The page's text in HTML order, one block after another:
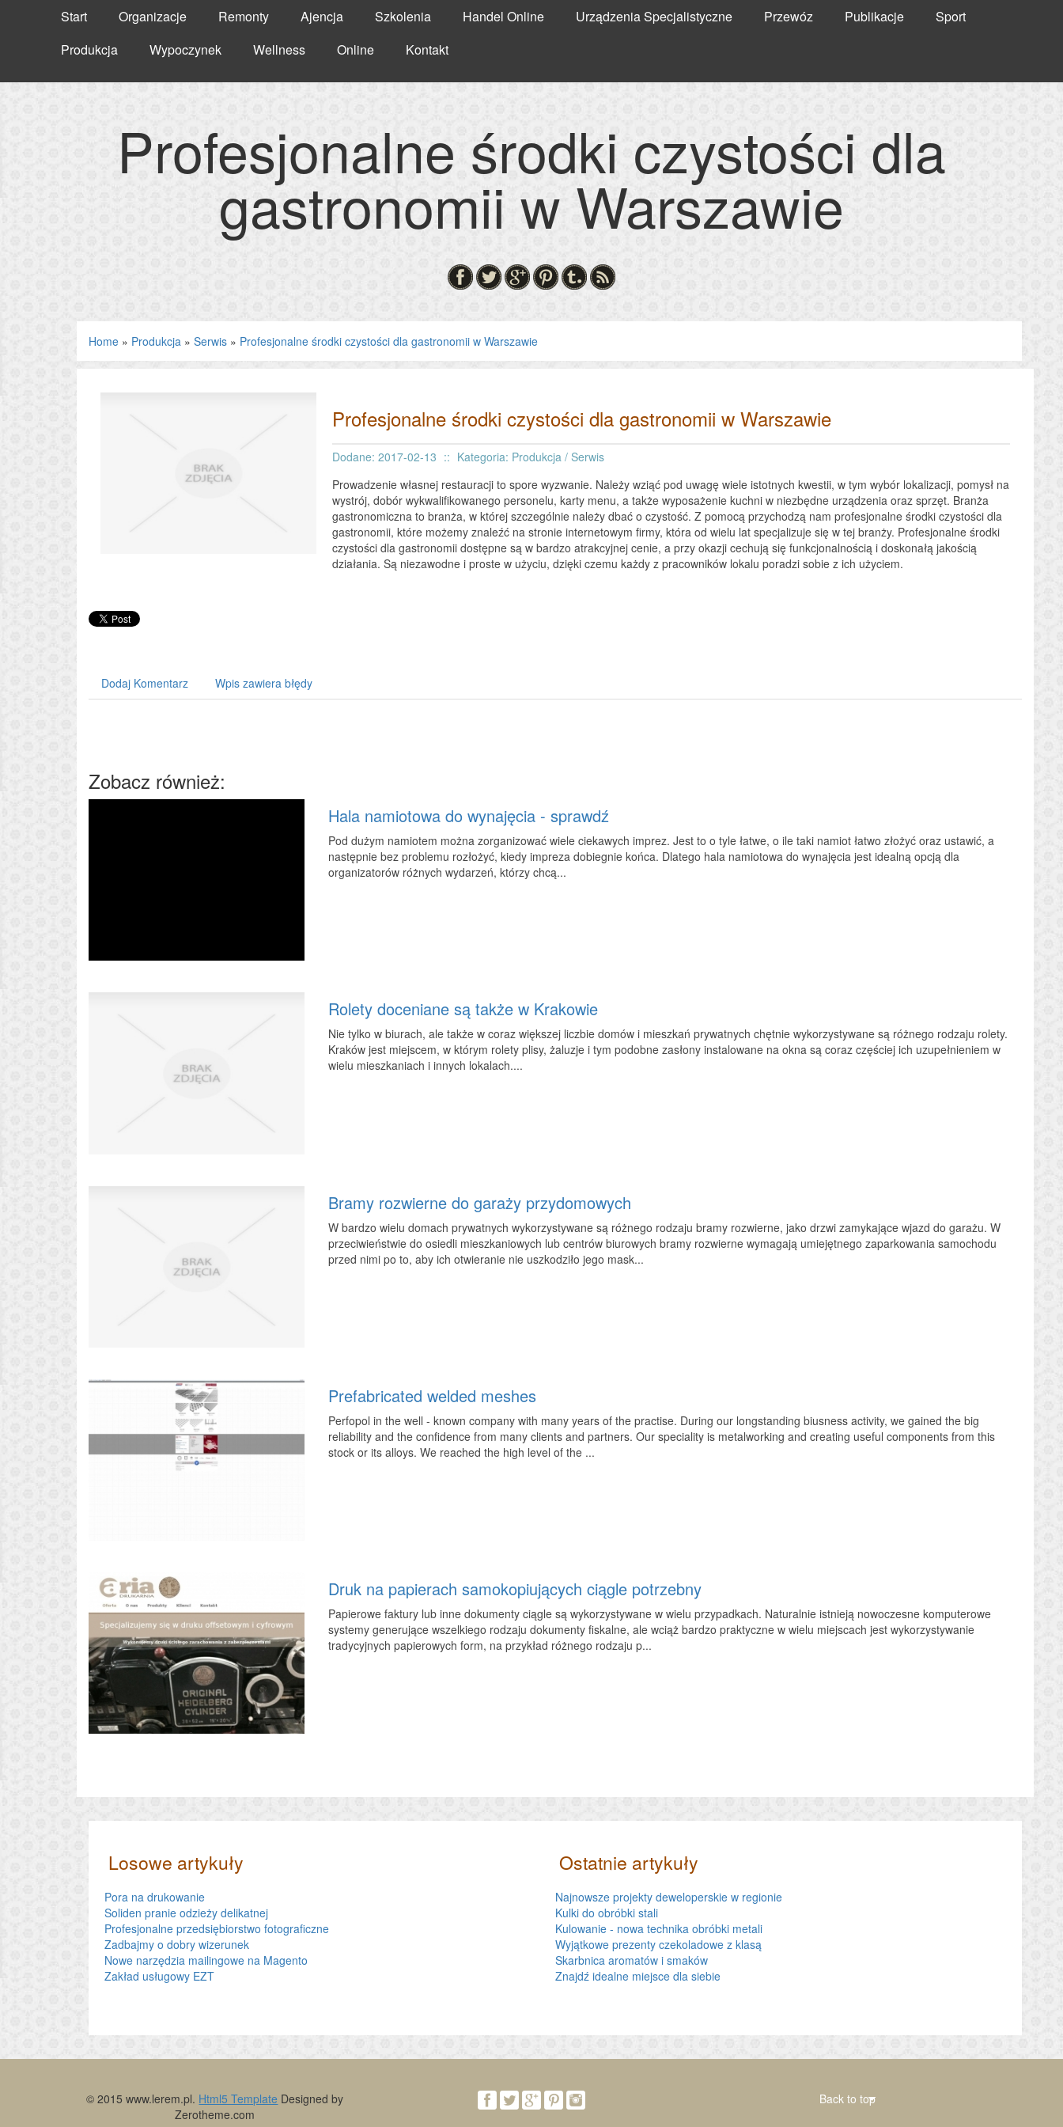
Start Organizacje Remonty Ajencja Szkolenia Handel Online Urządzenia Specjalistyczne Przewóz Publikacje
Sport
Produkcja
Wypoczynek Wellness Online Kontakt
Profesjonalne środki czystości dla
gastronomii w Warszawie
Home » Produkcja » Serwis » Profesjonalne środki czystości dla gastronomii w Warszawie
Profesjonalne środki czystości dla gastronomii w Warszawie
Dodane: 2017-02-13 :: Kategoria: Produkcja / Serwis
Prowadzenie własnej restauracji to spore wyzwanie. Należy wziąć pod uwagę wiele istotnych kwestii, w tym wybór lokalizacji, pomysł na
wystrój, dobór wykwalifikowanego personelu, karty menu, a także wyposażenie kuchni w niezbędne urządzenia oraz sprzęt. Branża
gastronomiczna to branża, w której szczególnie należy dbać o czystość. Z pomocą przychodzą nam profesjonalne środki czystości dla
gastronomii, które możemy znaleźć na stronie internetowym firmy, która od wielu lat specjalizuje się w tej branży. Profesjonalne środki
czystości dla gastronomii dostępne są w bardzo atrakcyjnej cenie, a przy okazji cechują się funkcjonalnością i doskonałą jakością
działania. Są niezawodne i proste w użyciu, dzięki czemu każdy z pracowników lokalu poradzi sobie z ich użyciem.
Dodaj Komentarz Wpis zawiera błędy
Zobacz również:
Hala namiotowa do wynajęcia - sprawdź
Pod dużym namiotem można zorganizować wiele ciekawych imprez. Jest to o tyle łatwe, o ile taki namiot łatwo złożyć oraz ustawić, a
następnie bez problemu rozłożyć, kiedy impreza dobiegnie końca. Dlatego hala namiotowa do wynajęcia jest idealną opcją dla
organizatorów różnych wydarzeń, którzy chcą...
Rolety doceniane są także w Krakowie
Nie tylko w biurach, ale także w coraz większej liczbie domów i mieszkań prywatnych chętnie wykorzystywane są różnego rodzaju rolety.
Kraków jest miejscem, w którym rolety plisy, żaluzje i tym podobne zasłony instalowane na okna są coraz częściej ich uzupełnieniem w
wielu mieszkaniach i innych lokalach....
Bramy rozwierne do garaży przydomowych
W bardzo wielu domach prywatnych wykorzystywane są różnego rodzaju bramy rozwierne, jako drzwi zamykające wjazd do garażu. W
przeciwieństwie do osiedli mieszkaniowych lub centrów biurowych bramy rozwierne wymagają umiejętnego zaparkowania samochodu
przed nimi po to, aby ich otwieranie nie uszkodziło jego mask...
Prefabricated welded meshes
Perfopol in the well - known company with many years of the practise. During our longstanding biusness activity, we gained the big
reliability and the confidence from many clients and partners. Our speciality is metalworking and creating useful components from this
stock or its alloys. We reached the high level of the ...
Druk na papierach samokopiujących ciągle potrzebny
Papierowe faktury lub inne dokumenty ciągle są wykorzystywane w wielu przypadkach. Naturalnie istnieją nowoczesne komputerowe
systemy generujące wszelkiego rodzaju dokumenty fiskalne, ale wciąż bardzo praktyczne w wielu miejscach jest wykorzystywanie
tradycyjnych papierowych form, na przykład różnego rodzaju p...
Losowe artykuły
Pora na drukowanie
Soliden pranie odzieży delikatnej
Profesjonalne przedsiębiorstwo fotograficzne
Zadbajmy o dobry wizerunek
Nowe narzędzia mailingowe na Magento
Zakład usługowy EZT
Ostatnie artykuły
Najnowsze projekty deweloperskie w regionie
Kulki do obróbki stali
Kulowanie - nowa technika obróbki metali
Wyjątkowe prezenty czekoladowe z klasą
Skarbnica aromatów i smaków
Znajdź idealne miejsce dla siebie
© 2015 www.lerem.pl. Html5 Template Designed by
Zerotheme.com
Back to top